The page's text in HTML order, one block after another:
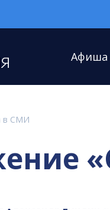
Афиша
в СМИ